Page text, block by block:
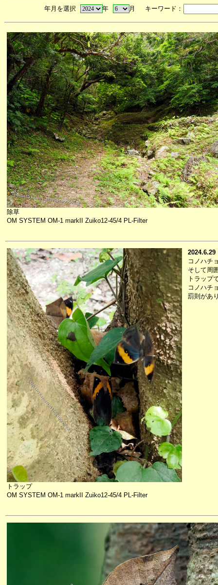
年月を選択 年 月 キーワード：
除草
OM SYSTEM OM-1 markII Zuiko12-45/4 PL-Filter
トラップ
OM SYSTEM OM-1 markII Zuiko12-45/4 PL-Filter
2024.6.29
コノハチ
そして周
トラップ
コノハチ
罰則があ